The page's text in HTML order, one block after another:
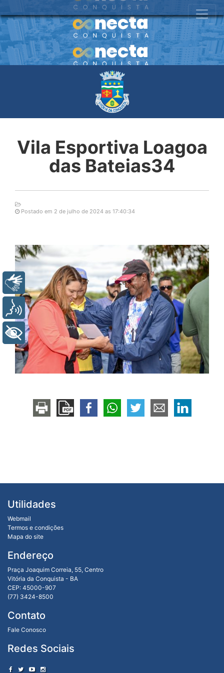
Vila Esportiva Loagoa
das Bateias34
Postado em 2 de julho de 2024 as 17:40:34
Utilidades
Webmail
Termos e condições
Mapa do site
Endereço
Praça Joaquim Correia, 55, Centro
Vitória da Conquista - BA
CEP: 45000-907
(77) 3424-8500
Contato
Fale Conosco
Redes Sociais
Libras
Voz
+ Acessibilidade